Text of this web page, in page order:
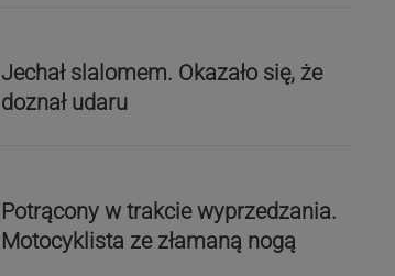
Jechał slalomem. Okazało się, że
doznał udaru
Potrącony w trakcie wyprzedzania.
Motocyklista ze złamaną nogą